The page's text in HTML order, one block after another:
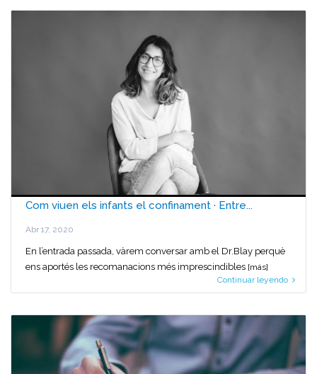
Com viuen els infants el confinament · Entre...
Abr 17, 2020
En l’entrada passada, vàrem conversar amb el Dr.Blay perquè
ens aportés les recomanacions més imprescindibles [más]
Continuar leyendo